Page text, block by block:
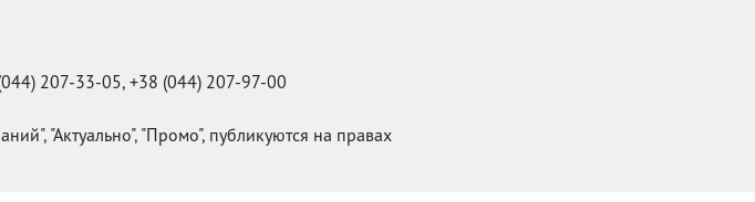
207-33-05, +38 (044) 207-97-00
"Актуально", "Промо", публикуются на правах